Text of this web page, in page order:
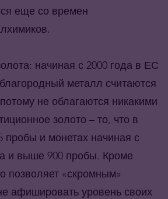
еще со времен
начиная с 2000 года в ЕС
металл считаются
не облагаются никакими
золото – то, что в
пробы и монетах начиная с
и выше 900 пробы. Кроме
позволяет «скромным»
афишировать уровень своих